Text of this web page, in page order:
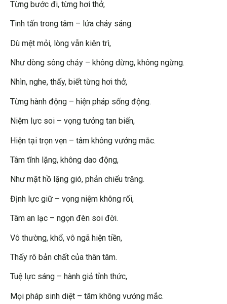
Từng bước đi, từng hơi thở,
Tinh tấn trong tâm – lửa cháy sáng.
Dù mệt mỏi, lòng vẫn kiên trì,
Như dòng sông chảy – không dừng, không ngừng.
Nhìn, nghe, thấy, biết từng hơi thở,
Từng hành động – hiện pháp sống động.
Niệm lực soi – vọng tưởng tan biến,
Hiện tại trọn vẹn – tâm không vướng mắc.
Tâm tĩnh lặng, không dao động,
Như mặt hồ lặng gió, phản chiếu trăng.
Định lực giữ – vọng niệm không rối,
Tâm an lạc – ngọn đèn soi đời.
Vô thường, khổ, vô ngã hiện tiền,
Thấy rõ bản chất của thân tâm.
Tuệ lực sáng – hành giả tỉnh thức,
Mọi pháp sinh diệt – tâm không vướng mắc.